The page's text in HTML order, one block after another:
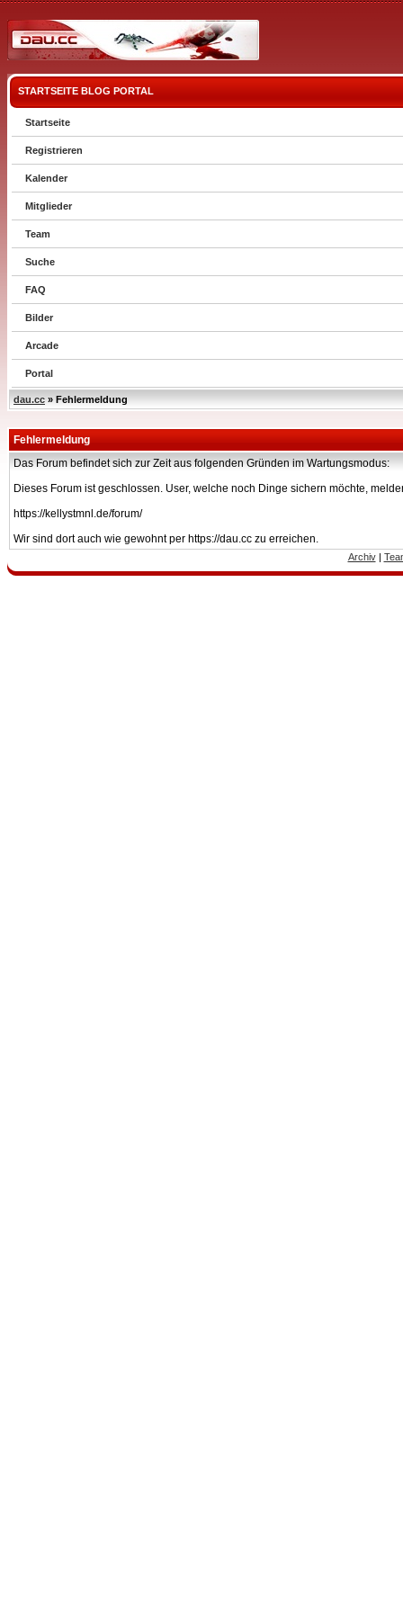
STARTSEITE BLOG PORTAL
Startseite
Registrieren
Kalender
Mitglieder
Team
Suche
FAQ
Bilder
Arcade
Portal
dau.cc » Fehlermeldung
Fehlermeldung
Das Forum befindet sich zur Zeit aus folgenden Gründen im Wartungsmodus:
Dieses Forum ist geschlossen. User, welche noch Dinge sichern möchte,
https://kellystmnl.de/forum/
Wir sind dort auch wie gewohnt per https://dau.cc zu erreichen.
Archiv|